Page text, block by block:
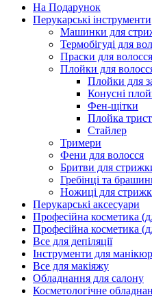
На Подарунок
Перукарські інструменти
Машинки для
Термобігуді для
Праски для волосся
Плойки для
Плойки для
Конусні
Фен-щітки
Плойка
Стайлер
Тримери
Фени для волосся
Бритви для
Гребінці та
Ножиці для
Перукарські аксесуари
Професійна косметика
Професійна косметика
Все для депіляції
Інструменти для
Все для макіяжу
Обладнання для салону
Косметологічне